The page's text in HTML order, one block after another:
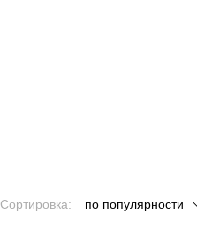
Сортировка: по популярности